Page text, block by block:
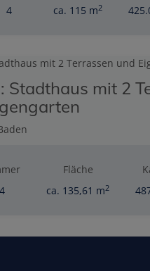
4
ca. 115 m2
Stadthaus mit 2
4
Fläche
ca. 135,61 m2